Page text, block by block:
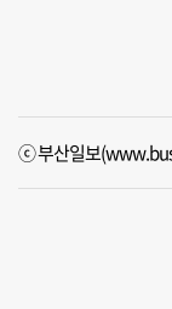
ⓒ 부산일보